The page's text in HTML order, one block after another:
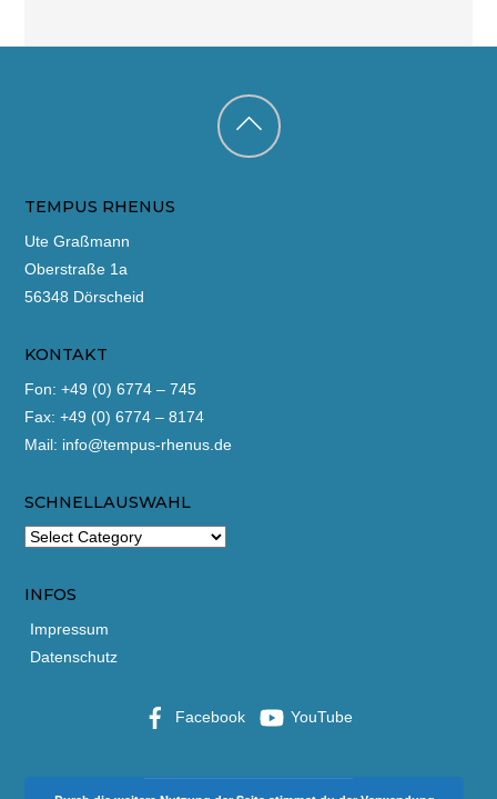
Back
TEMPUS RHENUS
Ute Graßmann
Oberstraße 1a
56348 Dörscheid
KONTAKT
Fon: +49 (0) 6774 – 745
Fax: +49 (0) 6774 – 8174
Mail: info@tempus-rhenus.de
SCHNELLAUSWAHL
INFOS
Impressum
Datenschutz
Facebook YouTube